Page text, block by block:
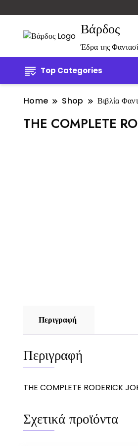
Βάρδος
Έδρα της
Top Categories
Home Shop Βιβλία
THE COMPLETE
Περιγραφή
Περιγραφή
THE COMPLETE RODERICK
Σχετικά προϊόντα